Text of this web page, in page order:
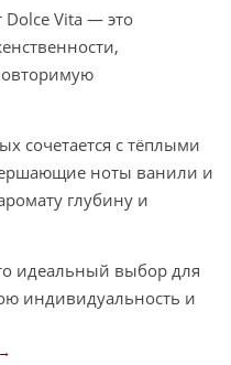
Vita — это
сочетается с тёплыми
ноты ванили и
глубину и
идеальный выбор для
индивидуальность и